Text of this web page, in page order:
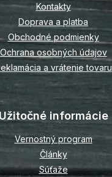
Kontakty
Doprava a platba
Obchodné podmienky
Ochrana osobných údajov
a vrátenie tovaru
Užitočné informácie
Vernostný program
Články
Súťaže